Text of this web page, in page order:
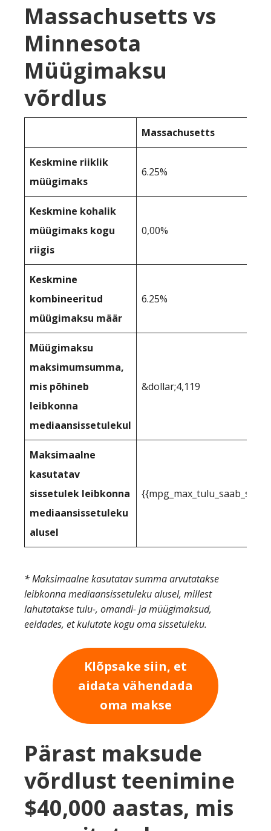
Massachusetts vs
Minnesota
Müügimaksu
võrdlus
Massachusetts
Keskmine riiklik
müügimaks
6.25%
Keskmine kohalik
müügimaks kogu
riigis
0,00%
Keskmine
kombineeritud
müügimaksu määr
6.25%
Müügimaksu
maksimumsumma,
mis põhineb
leibkonna
mediaansissetulekul
&dollar;4,119
Maksimaalne
kasutatav
sissetulek leibkonna
mediaansissetuleku
alusel
* Maksimaalne kasutatav summa arvutatakse
leibkonna mediaansissetuleku alusel, millest
lahutatakse tulu-, omandi- ja müügimaksud,
eeldades, et kulutate kogu oma sissetuleku.
Klõpsake siin, et
aidata vähendada
oma makse
Pärast maksude
võrdlust teenimine
$40,000 aastas, mis